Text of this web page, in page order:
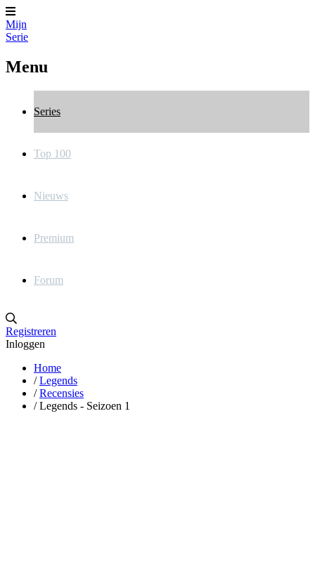
Mijn
Serie
Menu
Series
Top 100
Nieuws
Premium
Forum
Registreren
Inloggen
Home
/ Legends
/ Recensies
/ Legends - Seizoen 1